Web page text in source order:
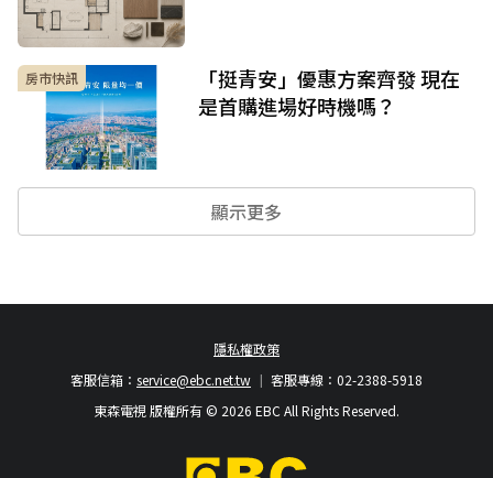
房市快訊
「挺青安」優惠方案齊發 現在
是首購進場好時機嗎？
顯示更多
隱私權政策
客服專線：02-2388-5918
客服信箱： service@ebc.net.tw
東森電視 版權所有 © 2026 EBC All Rights Reserved.